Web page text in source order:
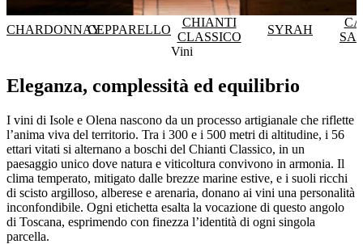
CHARDONNAYCEPPARELLO
CHIANTI
CLASSICO
SYRAH
Vini
Eleganza, complessità ed equilibrio
I vini di Isole e Olena nascono da un processo artigianale che riflette
l’anima viva del territorio. Tra i 300 e i 500 metri di altitudine, i 56
ettari vitati si alternano a boschi del Chianti Classico, in un
paesaggio unico dove natura e viticoltura convivono in armonia. Il
clima temperato, mitigato dalle brezze marine estive, e i suoli ricchi
di scisto argilloso, alberese e arenaria, donano ai vini una personalità
inconfondibile. Ogni etichetta esalta la vocazione di questo angolo
di Toscana, esprimendo con finezza l’identità di ogni singola
parcella.